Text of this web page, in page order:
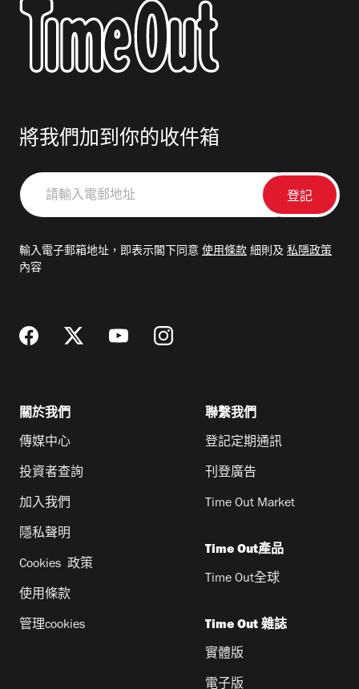
將我們加到你的收件箱
請
輸
郵
輸入電子郵箱地址，即表示閣下同意 使用條款 細則及 私隱政策
內容
關於我們
傳媒中心
投資者查詢
加入我們
隱私聲明
Cookies 政策
使用條款
管理cookies
聯繫我們
登記定期通訊
刊登廣告
Time Out Market
Time Out產品
Time Out全球
Time Out 雜誌
實體版
電子版